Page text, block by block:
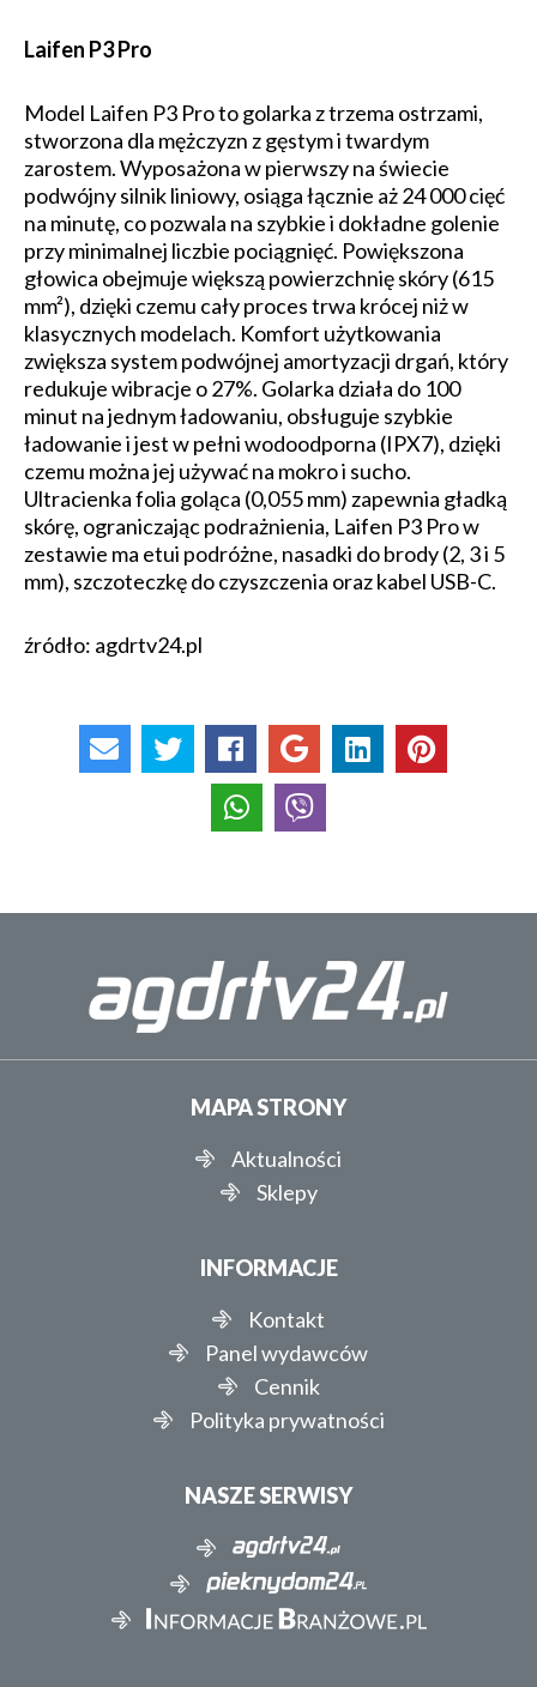
Laifen P3 Pro
Model Laifen P3 Pro to golarka z trzema ostrzami,
stworzona dla mężczyzn z gęstym i twardym
zarostem. Wyposażona w pierwszy na świecie
podwójny silnik liniowy, osiąga łącznie aż 24 000 cięć
na minutę, co pozwala na szybkie i dokładne golenie
przy minimalnej liczbie pociągnięć. Powiększona
głowica obejmuje większą powierzchnię skóry (615
mm²), dzięki czemu cały proces trwa krócej niż w
klasycznych modelach. Komfort użytkowania
zwiększa system podwójnej amortyzacji drgań, który
redukuje wibracje o 27%. Golarka działa do 100
minut na jednym ładowaniu, obsługuje szybkie
ładowanie i jest w pełni wodoodporna (IPX7), dzięki
czemu można jej używać na mokro i sucho.
Ultracienka folia goląca (0,055 mm) zapewnia gładką
skórę, ograniczając podrażnienia, Laifen P3 Pro w
zestawie ma etui podróżne, nasadki do brody (2, 3 i 5
mm), szczoteczkę do czyszczenia oraz kabel USB-C.
źródło: agdrtv24.pl
MAPA STRONY
Aktualności
Sklepy
INFORMACJE
Kontakt
Panel wydawców
Cennik
Polityka prywatności
NASZE SERWISY